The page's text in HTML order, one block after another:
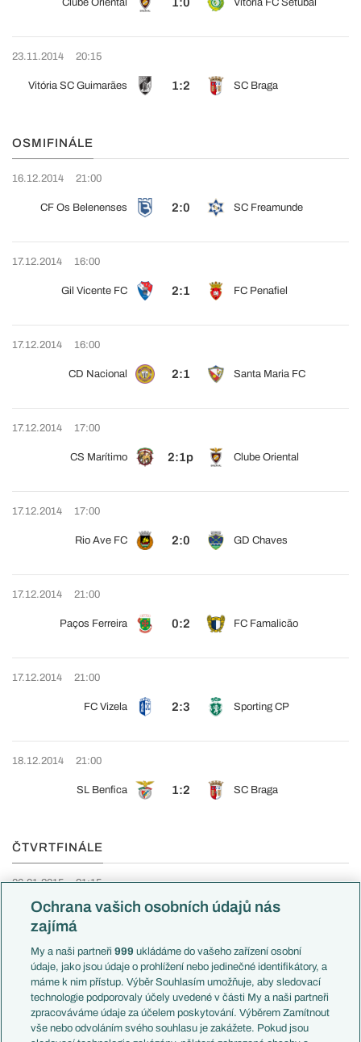
Clube Oriental Vitória FC Setúbal
23.11.2014 20:15
Vitória SC Guimarães 1:2 SC Braga
OSMIFINÁLE
16.12.2014 21:00
CF Os Belenenses 2:0 SC Freamunde
17.12.2014 16:00
Gil Vicente FC 2:1 FC Penafiel
17.12.2014 16:00
CD Nacional 2:1 Santa Maria FC
17.12.2014 17:00
CS Marítimo 2:1p Clube Oriental
17.12.2014 17:00
Rio Ave FC 2:0 GD Chaves
17.12.2014 21:00
Paços Ferreira 0:2 FC Famalicão
17.12.2014 21:00
FC Vizela 2:3 Sporting CP
18.12.2014 21:00
SL Benfica 1:2 SC Braga
ČTVRTFINÁLE
06.01.2015 21:15
Rio Ave FC 5:2 Gil Vicente FC
07.01.2015 20:00
SC Braga 7:1 CF Os Belenenses
Ochrana vašich osobních údajů nás
zajímá
My a naši partneři999 ukládáme do vašeho zařízení osobní
údaje, jako jsou údaje o prohlížení nebo jedinečné identifikátory, a
máme k nim přístup. Výběr Souhlasím umožňuje, aby sledovací
technologie podporovaly účely uvedené v části My a naši partneři
zpracováváme údaje za účelem poskytování. Výběrem Zamítnout
vše nebo odvoláním svého souhlasu je zakážete. Pokud jsou